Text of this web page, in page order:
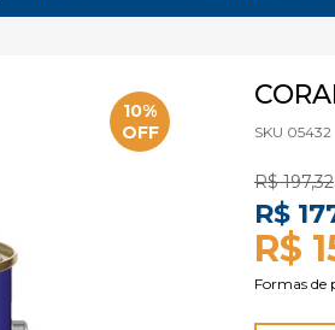
10%
OFF
SKU 05432
R$ 197,32
R$
R$